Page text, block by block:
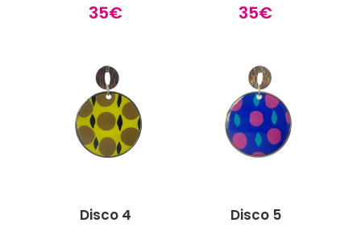
35€ 35€
Disco 4 Disco 5